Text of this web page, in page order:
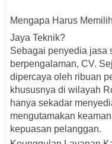
Mengapa Harus
Jaya Teknik?
Sebagai penyedia jasa
berpengalaman, CV.
dipercaya oleh ribuan
khususnya di wilayah
hanya sekadar
mengutamakan
kepuasan pelanggan.